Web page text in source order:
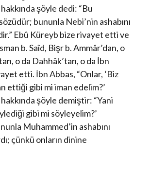
şöyle dedi: “Bu
bununla Nebi’nin ashabını
Ebû Küreyb bize rivayet etti ve
b. Saîd, Bişr b. Ammâr’dan, o
o da Dahhâk’tan, o da İbn
etti. İbn Abbas, “Onlar, ‘Biz
ettiği gibi mi iman edelim?’
şöyle demiştir: “Yani
gibi mi söyleyelim?’
Muhammed’in ashabını
çünkü onların dinine